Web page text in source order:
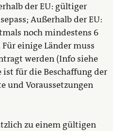
der EU: gültiger
Außerhalb der EU:
noch mindestens 6
einige Länder muss
werden (Info siehe
ist für die Beschaffung der
und Voraussetzungen
zu einem gültigen